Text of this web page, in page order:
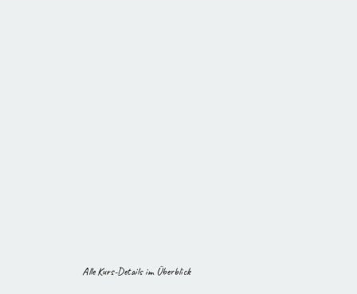
Alle Kurs-Details im Überblick